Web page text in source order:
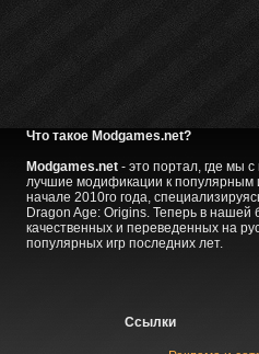
Что такое Modgames.net?
Modgames.net- это портал, где мы
лучшие модификации к популярным
начале 2010го года,
Dragon Age: Origins. Теперь в нашей
качественных и переведенных на
популярных игр последних лет.
Ссылки